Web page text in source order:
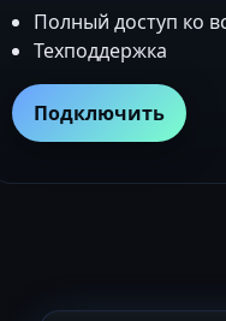
Полный доступ ко
Техподдержка
Подключить